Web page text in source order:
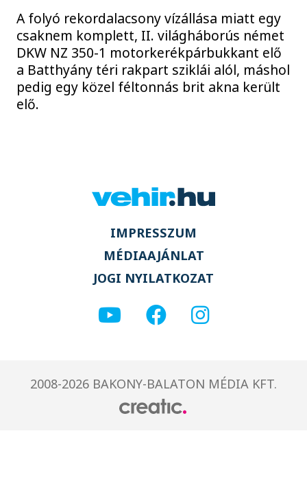
A folyó rekordalacsony vízállása miatt egy
csaknem komplett, II. világháborús német
DKW NZ 350-1 motorkerékpárbukkant elő
a Batthyány téri rakpart sziklái alól, máshol
pedig egy közel féltonnás brit akna került
elő.
IMPRESSZUM
MÉDIAAJÁNLAT
JOGI NYILATKOZAT
2008-2026 BAKONY-BALATON MÉDIA KFT.